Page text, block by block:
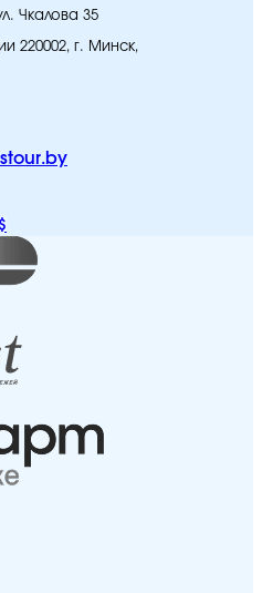
Чкалова 35
220002, г. Минск,